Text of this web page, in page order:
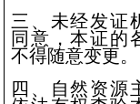
三、未经发证
同意，本证的
不得随意变更。
四、
自然资源